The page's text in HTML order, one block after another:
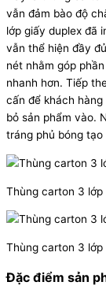
vẫn đảm bào độ
lớp giấy duplex đã
vẫn thể hiện đầy
nét nhằm góp
nhanh hơn. Tiếp
cấn để khách
bỏ sản phẩm vào.
tráng phủ bóng
Thùng carton 3
Thùng carton 3
Đặc điểm sản